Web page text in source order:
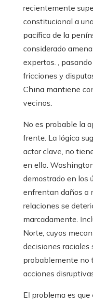
recientemente
constitucional a
pacífica de la
considerado
expertos. ,
fricciones y
China mantiene
vecinos.
No es probable la
frente. La lógica
actor clave, no
en ello.
demostrado en los
enfrentan daños a
relaciones se
marcadamente.
Norte, cuyos
decisiones raciales
probablemente no
acciones
El problema es